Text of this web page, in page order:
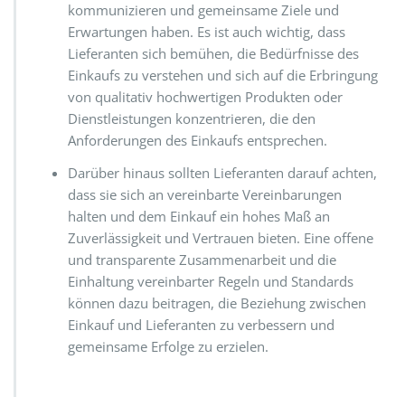
kommunizieren und gemeinsame Ziele und
Erwartungen haben. Es ist auch wichtig, dass
Lieferanten sich bemühen, die Bedürfnisse des
Einkaufs zu verstehen und sich auf die Erbringung
von qualitativ hochwertigen Produkten oder
Dienstleistungen konzentrieren, die den
Anforderungen des Einkaufs entsprechen.
Darüber hinaus sollten Lieferanten darauf achten,
dass sie sich an vereinbarte Vereinbarungen
halten und dem Einkauf ein hohes Maß an
Zuverlässigkeit und Vertrauen bieten. Eine offene
und transparente Zusammenarbeit und die
Einhaltung vereinbarter Regeln und Standards
können dazu beitragen, die Beziehung zwischen
Einkauf und Lieferanten zu verbessern und
gemeinsame Erfolge zu erzielen.